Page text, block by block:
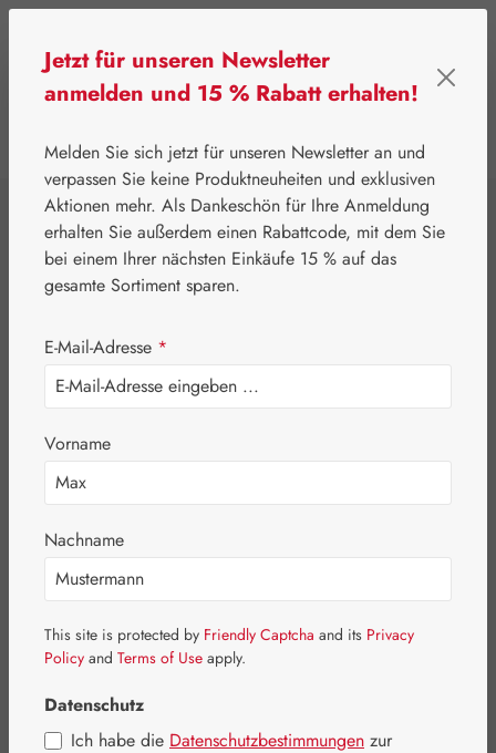
⌂
Pater Severin Naturprodukte
Aromatische Wässer
Aqua Petrosilini
Bildergalerie überspringen
Jetzt für unseren Newsletter
anmelden und 15 % Rabatt erhalten!
Melden Sie sich jetzt für unseren Newsletter an und
verpassen Sie keine Produktneuheiten und exklusiven
Aktionen mehr. Als Dankeschön für Ihre Anmeldung
erhalten Sie außerdem einen Rabattcode, mit dem Sie
bei einem Ihrer nächsten Einkäufe 15 % auf das
gesamte Sortiment sparen.
E-Mail-Adresse *
Vorname
Nachname
This site is protected by Friendly Captcha and its Privacy
Policy and Terms of Use apply.
Datenschutz
Ich habe die Datenschutzbestimmungen zur